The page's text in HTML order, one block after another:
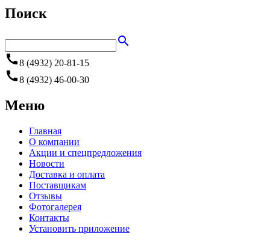
Поиск
search
call8 (4932) 20-81-15
call8 (4932) 46-00-30
Меню
Главная
О компании
Акции и спецпредложения
Новости
Доставка и оплата
Поставщикам
Отзывы
Фотогалерея
Контакты
Установить приложение